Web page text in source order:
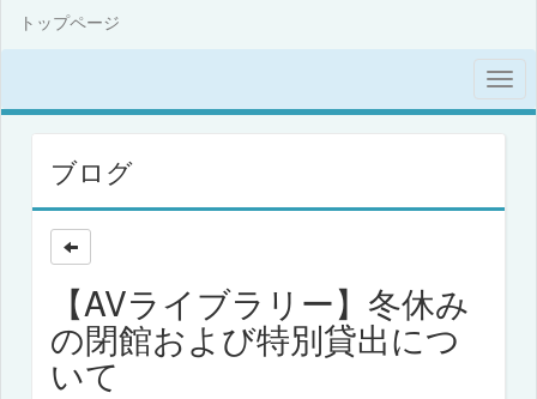
トップページ
ブログ
【AVライブラリー】冬休み
の閉館および特別貸出につ
いて